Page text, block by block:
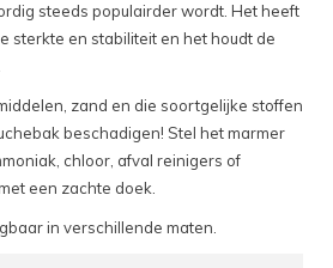
steeds populairder wordt. Het heeft
sterkte en stabiliteit en het houdt de
zand en die soortgelijke stoffen
beschadigen! Stel het marmer
chloor, afval reinigers of
een zachte doek.
in verschillende maten.